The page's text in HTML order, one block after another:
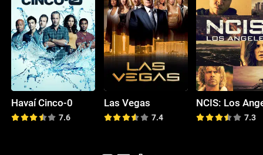
Havaí Cinco-0
7.6
Las Vegas
7.4
NCIS: Los
7.3